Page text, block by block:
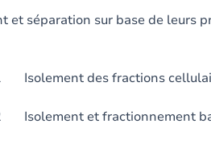
sur base de leurs
des fractions
fractionnement basé